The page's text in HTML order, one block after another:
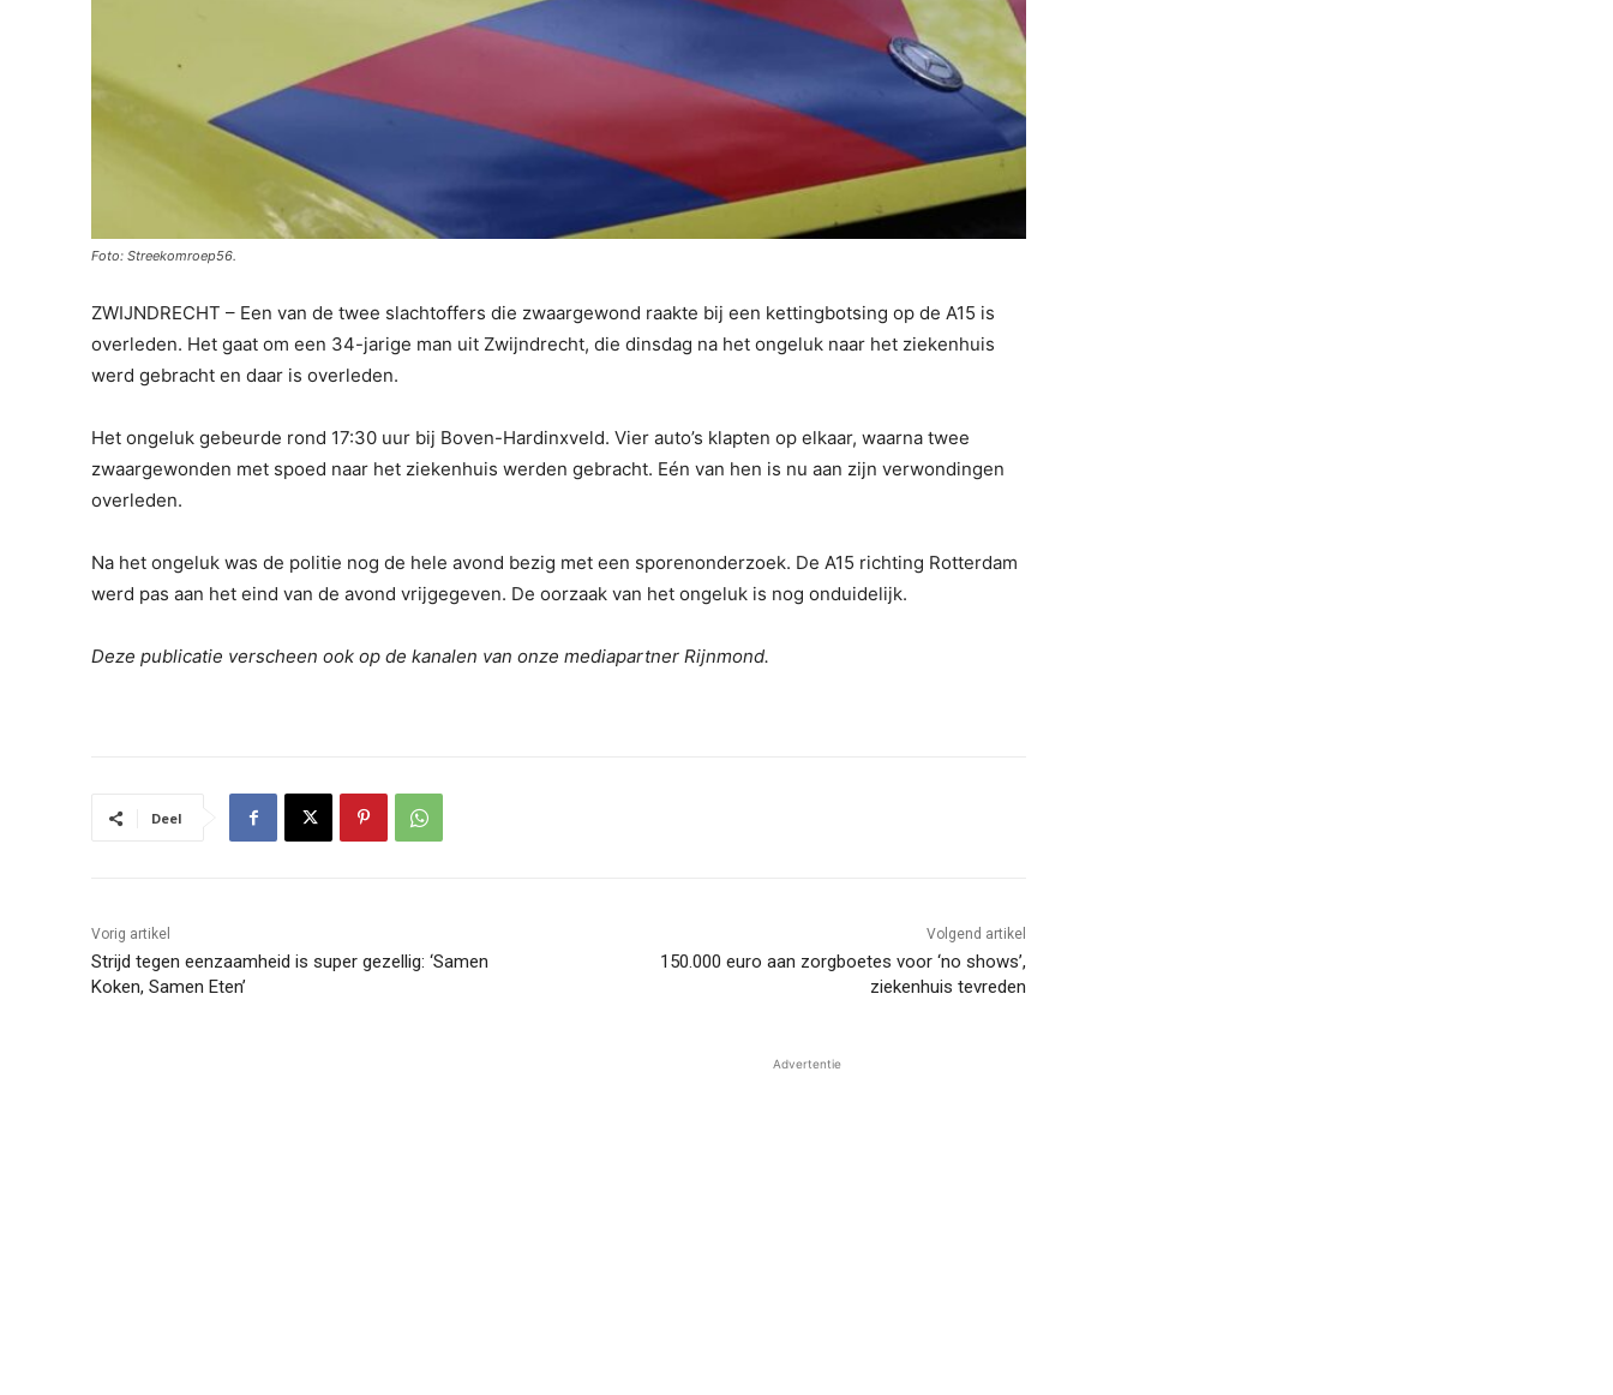
Foto: Streekomroep56.
ZWIJNDRECHT – Een van de twee slachtoffers die zwaargewond raakte bij een kettingbotsing op de A15 is
overleden. Het gaat om een 34-jarige man uit Zwijndrecht, die dinsdag na het ongeluk naar het ziekenhuis
werd gebracht en daar is overleden.
Het ongeluk gebeurde rond 17:30 uur bij Boven-Hardinxveld. Vier auto’s klapten op elkaar, waarna twee
zwaargewonden met spoed naar het ziekenhuis werden gebracht. Eén van hen is nu aan zijn verwondingen
overleden.
Na het ongeluk was de politie nog de hele avond bezig met een sporenonderzoek. De A15 richting Rotterdam
werd pas aan het eind van de avond vrijgegeven. De oorzaak van het ongeluk is nog onduidelijk.
Deze publicatie verscheen ook op de kanalen van onze mediapartner Rijnmond.
Deel
Vorig artikel
Strijd tegen eenzaamheid is super gezellig: ‘Samen
Koken, Samen Eten’
Volgend artikel
150.000 euro aan zorgboetes voor ‘no shows’,
ziekenhuis tevreden
Advertentie